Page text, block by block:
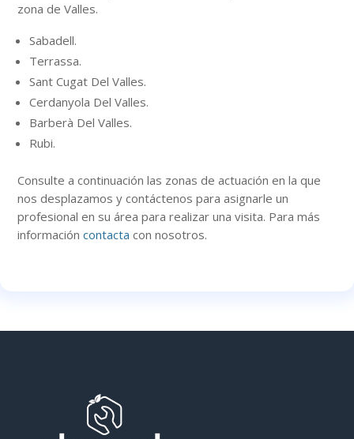
zona de Valles.
Sabadell.
Terrassa.
Sant Cugat Del Valles.
Cerdanyola Del Valles.
Barberà Del Valles.
Rubi.
Consulte a continuaciónlas zonas de actuación en la que
nos desplazamos y contáctenos para asignarle un
profesional en su área para realizar una visita. Para más
informacióncontacta con nosotros.